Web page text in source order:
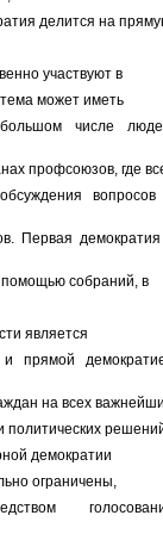
делится на
участвуют в
может иметь
числе
профсоюзов, где
вопросов
Первая
собраний, в
является
прямой
на всех
политических
демократии
ограничены,